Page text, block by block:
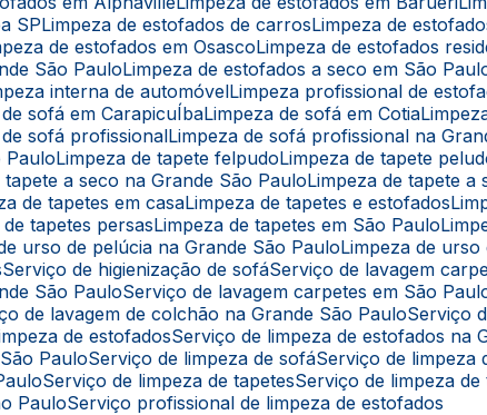
SP Limpeza de estofados de carros Limpeza de
de estofados em Osasco Limpeza de estofados
São Paulo Limpeza de estofados a seco em São
interna de automóvel Limpeza profissional de
de sofá em CarapicuÍba Limpeza de sofá em Cotia
de sofá profissional Limpeza de sofá profissional na
Paulo Limpeza de tapete felpudo Limpeza de tapete
tapete a seco na Grande São Paulo Limpeza de tapete
de tapetes em casa Limpeza de tapetes e estofados
de tapetes persas Limpeza de tapetes em São Paulo
de urso de pelúcia na Grande São Paulo Limpeza de
Serviço de higienização de sofá Serviço de lavagem
São Paulo
Serviço de lavagem carpetes em São
de lavagem de colchão na Grande São Paulo
Serviço
de estofados
Serviço de limpeza de estofados na
Paulo
Serviço de limpeza de sofá Serviço de
Serviço de limpeza de tapetes
Serviço de limpeza
Paulo
Serviço profissional de limpeza de estofados